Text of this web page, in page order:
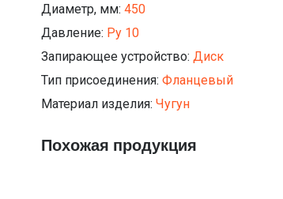
Диаметр, мм: 450
Давление: Ру 10
Запирающее устройство: Диск
Тип присоединения: Фланцевый
Материал изделия: Чугун
Похожая продукция